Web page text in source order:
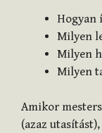
Hogyan
Milyen
Milyen
Milyen
Amikor
(azaz